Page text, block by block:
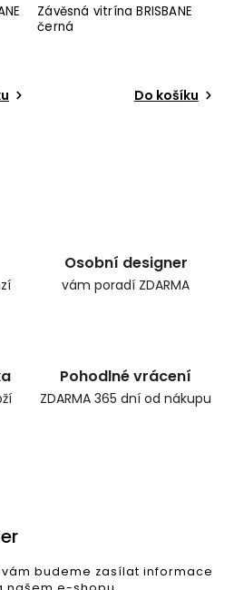
Závěsná vitrína BRISBANE
černá
Do košíku
Osobní designer
vám poradí ZDARMA
Pohodlné vrácení
ZDARMA 365 dní od nákupu
budeme zasílat informace